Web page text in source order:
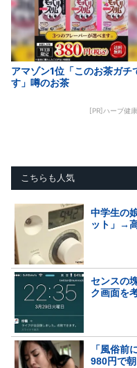
アマゾン1位「このお茶ガチ
す」噂のお茶
[PR]ハーブ健
こちらも人気
中学生の
ット」→
センスの
ク画面を
「風俗前
980円で